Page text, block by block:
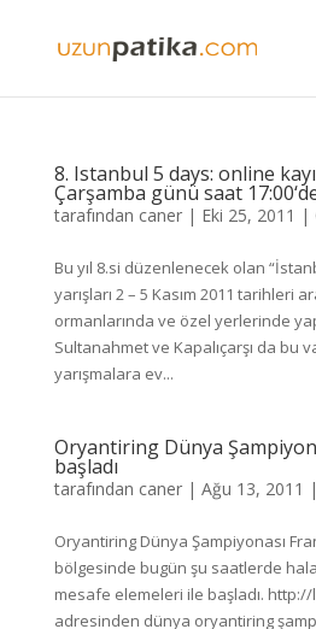
8. Istanbul 5 days: online
Çarşamba günü saat
tarafından caner| Eki 25, 2011 |
Bu yıl 8.si düzenlenecek olan
yarışları 2 – 5 Kasım 2011 tarihleri
ormanlarında ve özel yerlerinde
Sultanahmet ve Kapalıçarşı da bu
yarışmalara ev...
Oryantiring Dünya
başladı
tarafından caner| Ağu 13, 2011 |
Oryantiring Dünya Şampiyonası
bölgesinde bugün şu saatlerde
mesafe elemeleri ile başladı.
adresinden dünya oryantiring